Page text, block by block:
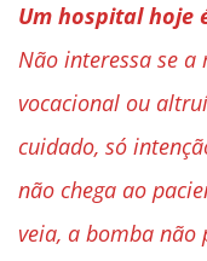
Um hospital hoje
Não interessa se
vocacional ou
cuidado, só
não chega ao
veia, a bomba não